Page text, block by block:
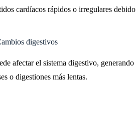
cardíacos rápidos o irregulares debido
digestivos
afectar el sistema digestivo, generando
o digestiones más lentas.